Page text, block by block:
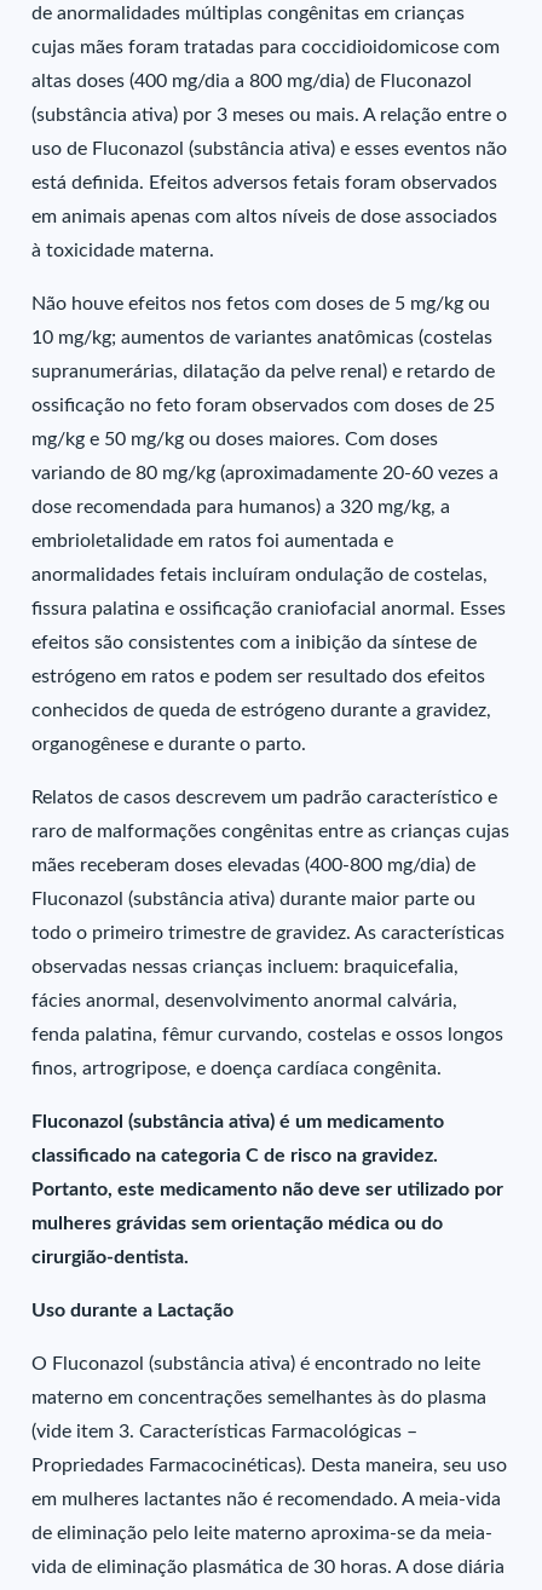
de anormalidades múltiplas congênitas em crianças
cujas mães foram tratadas para coccidioidomicose com
altas doses (400 mg/dia a 800 mg/dia) de Fluconazol
(substância ativa) por 3 meses ou mais. A relação entre o
uso de Fluconazol (substância ativa) e esses eventos não
está definida. Efeitos adversos fetais foram observados
em animais apenas com altos níveis de dose associados
à toxicidade materna.
Não houve efeitos nos fetos com doses de 5 mg/kg ou
10 mg/kg; aumentos de variantes anatômicas (costelas
supranumerárias, dilatação da pelve renal) e retardo de
ossificação no feto foram observados com doses de 25
mg/kg e 50 mg/kg ou doses maiores. Com doses
variando de 80 mg/kg (aproximadamente 20-60 vezes a
dose recomendada para humanos) a 320 mg/kg, a
embrioletalidade em ratos foi aumentada e
anormalidades fetais incluíram ondulação de costelas,
fissura palatina e ossificação craniofacial anormal. Esses
efeitos são consistentes com a inibição da síntese de
estrógeno em ratos e podem ser resultado dos efeitos
conhecidos de queda de estrógeno durante a gravidez,
organogênese e durante o parto.
Relatos de casos descrevem um padrão característico e
raro de malformações congênitas entre as crianças cujas
mães receberam doses elevadas (400-800 mg/dia) de
Fluconazol (substância ativa) durante maior parte ou
todo o primeiro trimestre de gravidez. As características
observadas nessas crianças incluem: braquicefalia,
fácies anormal, desenvolvimento anormal calvária,
fenda palatina, fêmur curvando, costelas e ossos longos
finos, artrogripose, e doença cardíaca congênita.
Fluconazol (substância ativa) é um medicamento
classificado na categoria C de risco na gravidez.
Portanto, este medicamento não deve ser utilizado por
mulheres grávidas sem orientação médica ou do
cirurgião-dentista.
Uso durante a Lactação
O Fluconazol (substância ativa) é encontrado no leite
materno em concentrações semelhantes às do plasma
(vide item 3. Características Farmacológicas –
Propriedades Farmacocinéticas). Desta maneira, seu uso
em mulheres lactantes não é recomendado. A meia-vida
de eliminação pelo leite materno aproxima-se da meia-
vida de eliminação plasmática de 30 horas. A dose diária